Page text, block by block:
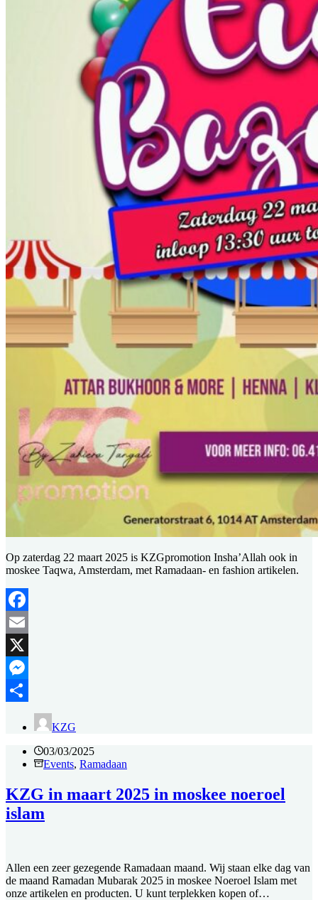
Op zaterdag 22 maart 2025 is KZGpromotion Insha’Allah ook in
moskee Taqwa, Amsterdam, met Ramadaan- en fashion artikelen.
Facebook
Email
X
Messenger
KZG
03/03/2025
Events, Ramadaan
KZG in maart 2025 in moskee noeroel
islam
Allen een zeer gezegende Ramadaan maand. Wij staan elke dag van
de maand Ramadan Mubarak 2025 in moskee Noeroel Islam met
onze artikelen en producten. U kunt terplekken kopen of…